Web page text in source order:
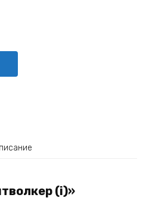
(i)»